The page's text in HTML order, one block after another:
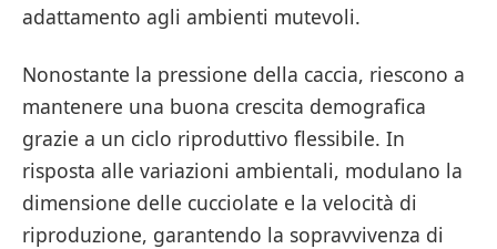
adattamento agli ambienti mutevoli.
Nonostante la pressione della caccia, riescono a
mantenere una buona crescita demografica
grazie a un ciclo riproduttivo flessibile. In
risposta alle variazioni ambientali, modulano la
dimensione delle cucciolate e la velocità di
riproduzione, garantendo la sopravvivenza di